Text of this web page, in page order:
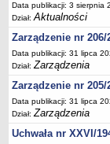
WŁADZE I STRUKTURA
Struktura
Rada gminy
Wójt
Urząd gminy
Jednostki
Jednostki
Data publikacji: 3 sierpnia
Dział:Aktualności
Zarządzenie nr 206/
Data publikacji: 31 lipca
Dział:Zarządzenia
Zarządzenie nr 205/
Data publikacji: 31 lipca
Dział:Zarządzenia
Uchwała nr XXVI/